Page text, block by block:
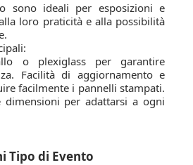
sono ideali per esposizioni e
loro praticità e alla possibilità
o plexiglass per garantire
Facilità di aggiornamento e
facilmente i pannelli stampati.
per adattarsi a ogni
Tipo di Evento